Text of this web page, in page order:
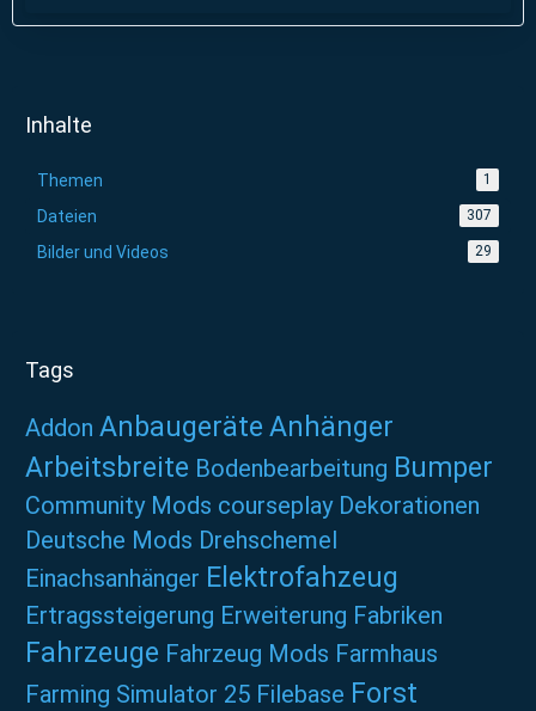
Inhalte
Themen 1
Dateien 307
Bilder und Videos 29
Tags
Addon Anbaugeräte Anhänger
Arbeitsbreite Bodenbearbeitung Bumper
Community Mods courseplay Dekorationen
Deutsche Mods Drehschemel
Einachsanhänger Elektrofahzeug
Ertragssteigerung Erweiterung Fabriken
Fahrzeuge Fahrzeug Mods Farmhaus
Farming Simulator 25 Filebase Forst